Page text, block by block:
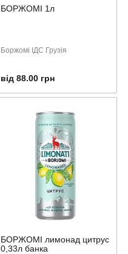
БОРЖОМІ 1л
Боржомі ІДС Грузія
від 88.00 грн
БОРЖОМІ лимонад цитрус
0,33л банка